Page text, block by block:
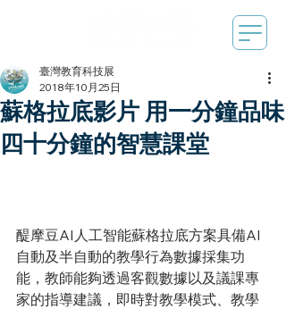
蘇格拉底影片 用一分鐘品味
四十分鐘的智慧課堂
臺灣教育科技展
2018年10月25日
醍摩豆AI人工智能蘇格拉底方案具備AI
自動及半自動的教學行為數據採集功
能，教師能夠透過客觀數據以及議課專
家的指導建議，即時對教學模式、教學